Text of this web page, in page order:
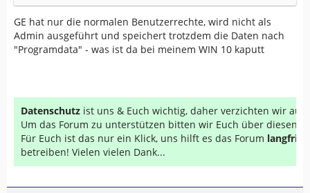
GE hat nur die normalen Benutzerrechte, wird nicht als
Admin ausgeführt und speichert trotzdem die Daten nach
"Programdata" - was ist da bei meinem WIN 10 kaputt
Datenschutz ist uns & Euch wichtig, daher verzichten wir auf
Um das Forum zu unterstützen bitten wir Euch über diesen
Für Euch ist das nur ein Klick, uns hilft es das Forum
betreiben! Vielen vielen Dank...